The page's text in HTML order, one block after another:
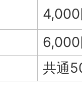
共通